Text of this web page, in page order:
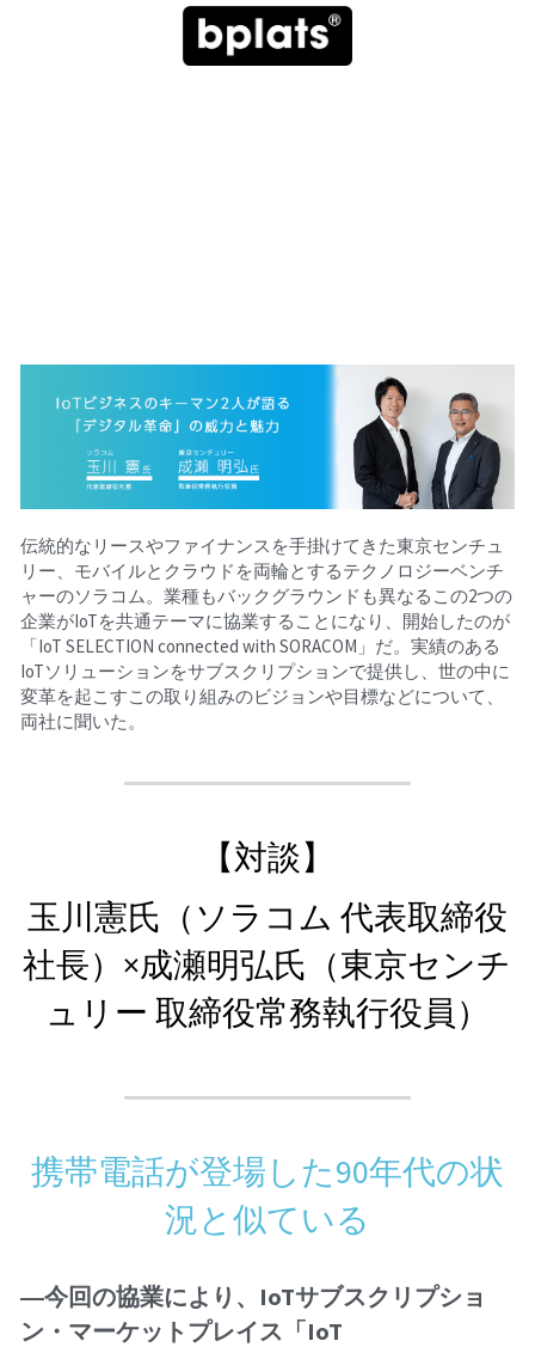
伝統的なリースやファイナンスを手掛けてきた東京センチュ
リー、モバイルとクラウドを両輪とするテクノロジーベンチ
ャーのソラコム。業種もバックグラウンドも異なるこの2つの
企業がIoTを共通テーマに協業することになり、開始したのが
「IoT SELECTION connected with SORACOM」だ。実績のある
IoTソリューションをサブスクリプションで提供し、世の中に
変革を起こすこの取り組みのビジョンや目標などについて、
両社に聞いた。
【対談】
玉川憲氏（ソラコム 代表取締役
社長）×成瀬明弘氏（東京センチ
ュリー 取締役常務執行役員）
携帯電話が登場した90年代の状
況と似ている
―今回の協業により、IoTサブスクリプショ
ン・マーケットプレイス「IoT